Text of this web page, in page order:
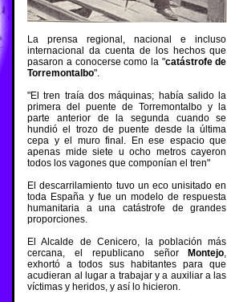
La prensa regional, nacional e incluso
internacional da cuenta de los hechos que
pasaron a conocerse como la "catástrofe de
Torremontalbo".
"El tren traía dos máquinas; había salido la
primera del puente de Torremontalbo y la
parte anterior de la segunda cuando se
hundió el trozo de puente desde la última
cepa y el muro final. En ese espacio que
apenas mide siete u ocho metros cayeron
todos los vagones que componían el tren"
El descarrilamiento tuvo un eco unisitado en
toda España y fue un modelo de respuesta
humanitaria a una catástrofe de grandes
proporciones.
El Alcalde de Cenicero, la población más
cercana, el republicano señorMontejo,
exhortó a todos sus habitantes para que
acudieran al lugar a trabajar y a auxiliar a las
víctimas y heridos, y así lo hicieron.